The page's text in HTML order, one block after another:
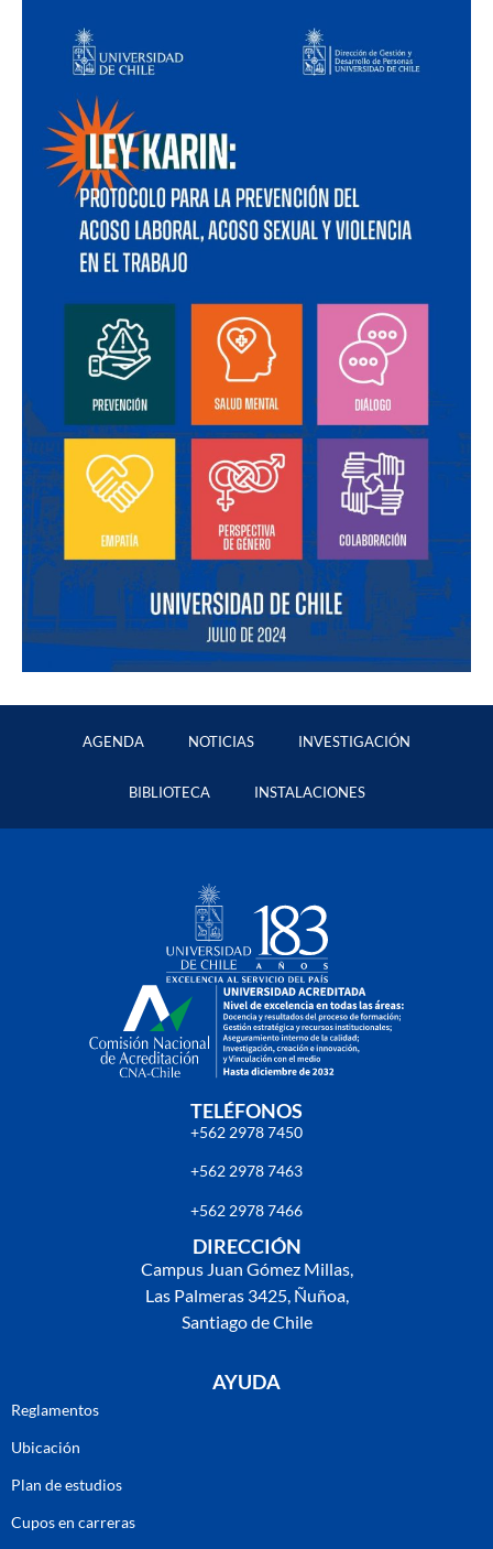
AGENDA NOTICIAS INVESTIGACIÓN
BIBLIOTECA INSTALACIONES
TELÉFONOS
+562 2978 7450
+562 2978 7463
+562 2978 7466
DIRECCIÓN
Campus Juan Gómez Millas,
Las Palmeras 3425, Ñuñoa,
Santiago de Chile
AYUDA
Reglamentos
Ubicación
Plan de estudios
Cupos en carreras